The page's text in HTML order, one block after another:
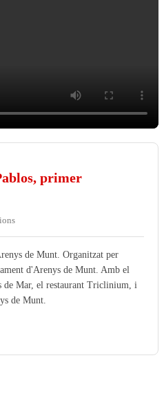
primer
de Munt. Organitzat per
d'Arenys de Munt. Amb el
de Mar, el restaurant Triclinium, i
de Munt.